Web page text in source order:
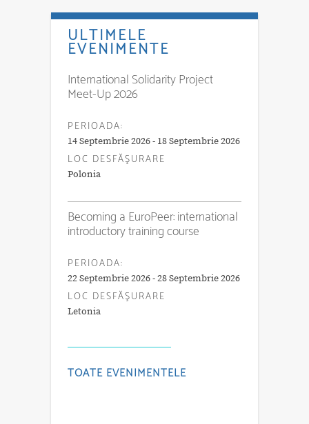
ULTIMELE
EVENIMENTE
International Solidarity Project
Meet-Up 2026
PERIOADA:
14 Septembrie 2026 - 18 Septembrie 2026
LOC DESFĂŞURARE
Polonia
Becoming a EuroPeer: international
introductory training course
PERIOADA:
22 Septembrie 2026 - 28 Septembrie 2026
LOC DESFĂŞURARE
Letonia
TOATE EVENIMENTELE